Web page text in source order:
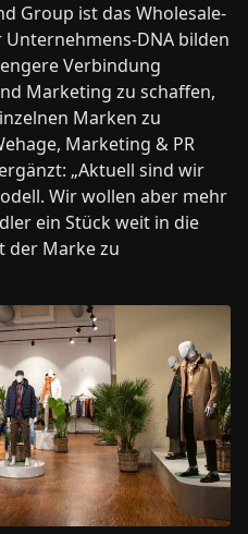
Group ist das Wholesale-
DNA bilden
Verbindung
Marketing zu schaffen,
Marken zu
Marketing & PR
„Aktuell sind wir
Wir wollen aber mehr
ein Stück weit in die
der Marke zu